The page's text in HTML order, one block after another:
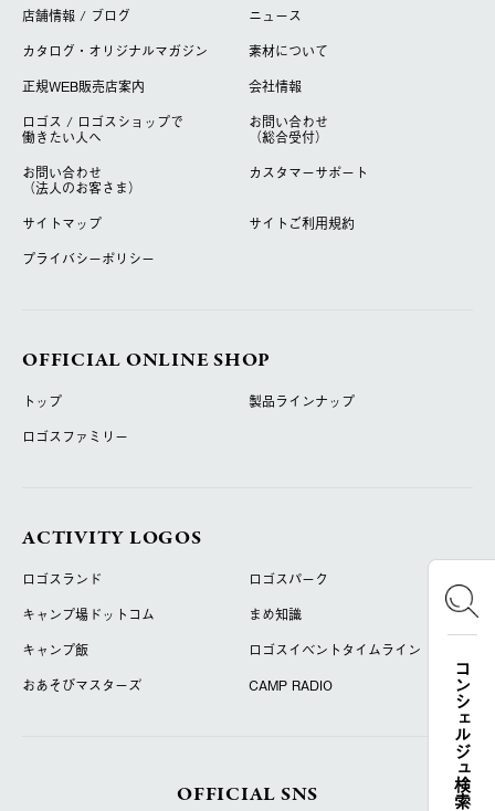
コンシェルジュ検索
店舗情報 / ブログ
ニュース
カタログ・オリジナルマガジン
素材について
正規WEB販売店案内
会社情報
ロゴス / ロゴスショップで
働きたい人へ
お問い合わせ
（総合受付）
お問い合わせ
（法人のお客さま）
カスタマーサポート
サイトマップ
サイトご利用規約
プライバシーポリシー
OFFICIAL ONLINE SHOP
トップ
製品ラインナップ
ロゴスファミリー
ACTIVITY LOGOS
ロゴスランド
ロゴスパーク
キャンプ場ドットコム
まめ知識
キャンプ飯
ロゴスイベントタイムライン
おあそびマスターズ
CAMP RADIO
OFFICIAL SNS